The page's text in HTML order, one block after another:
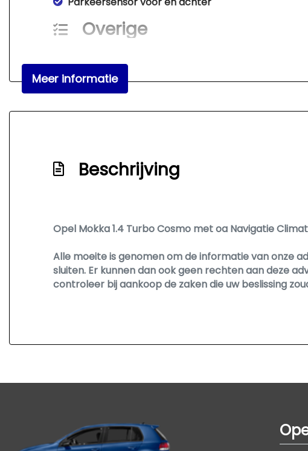
Overige
Anti doorslip regeling
Bestuurdersairbag
Bluetooth
Elektronische remkrachtverdeling
Zij airbag(s) voor
Meer informatie
Beschrijving
Opel Mokka 1.4 Turbo Cosmo met oa Navigatie
Alle moeite is genomen om de informatie van onze
sluiten. Er kunnen dan ook geen rechten aan deze
controleer bij aankoop de zaken die uw beslissing